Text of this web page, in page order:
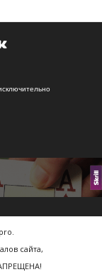
сайта,